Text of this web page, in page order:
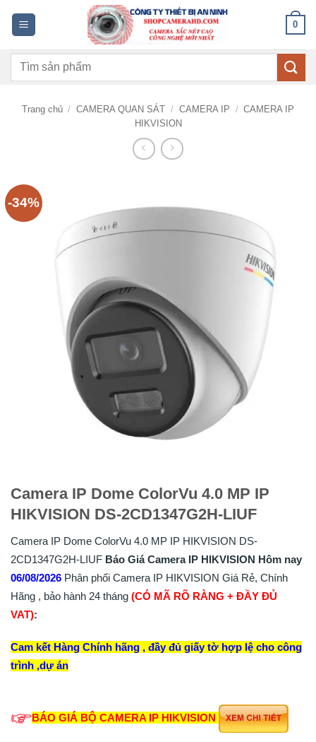
dung
0
Tìm
Trang chủ / CAMERA QUAN SÁT / CAMERA IP / CAMERA IP
HIKVISION
-34%
Camera IP Dome ColorVu 4.0 MP IP
HIKVISION DS-2CD1347G2H-LIUF
Camera IP Dome ColorVu 4.0 MP IP HIKVISION DS-
2CD1347G2H-LIUF Báo Giá Camera IP HIKVISION Hôm nay
06/08/2026 Phân phối Camera IP HIKVISION Giá Rẻ, Chính
Hãng , bảo hành 24 tháng (CÓ MÃ RÕ RÀNG + ĐẦY ĐỦ
VAT):
Cam kết Hàng Chính hãng , đầy đủ giấy tờ hợp lệ cho công
trình ,dự án
BÁO GIÁ BỘ CAMERA IP HIKVISION